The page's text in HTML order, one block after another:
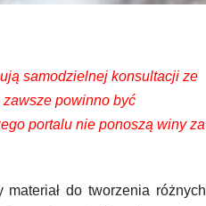
samodzielnej konsultacji ze
powinno być
portalu nie ponoszą winy za
materiał do tworzenia różnych